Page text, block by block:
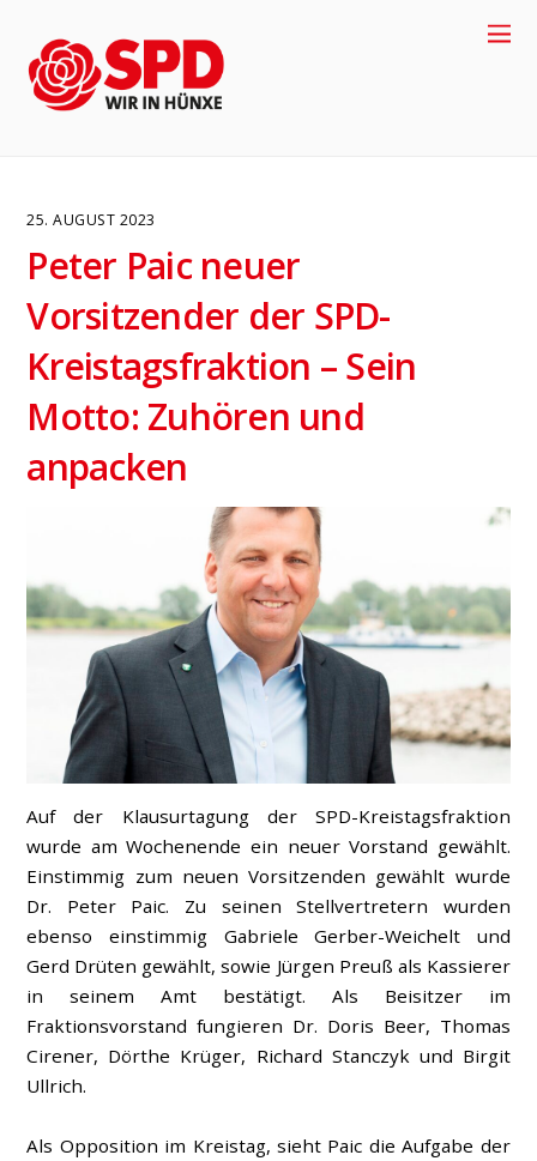
25. AUGUST 2023
Peter Paic neuer
Vorsitzender der SPD-
Kreistagsfraktion – Sein
Motto: Zuhören und
anpacken
Auf der Klausurtagung der SPD-Kreistagsfraktion
wurde am Wochenende ein neuer Vorstand gewählt.
Einstimmig zum neuen Vorsitzenden gewählt wurde
Dr. Peter Paic. Zu seinen Stellvertretern wurden
ebenso einstimmig Gabriele Gerber-Weichelt und
Gerd Drüten gewählt, sowie Jürgen Preuß als Kassierer
in seinem Amt bestätigt. Als Beisitzer im
Fraktionsvorstand fungieren Dr. Doris Beer, Thomas
Cirener, Dörthe Krüger, Richard Stanczyk und Birgit
Ullrich.
Als Opposition im Kreistag, sieht Paic die Aufgabe der